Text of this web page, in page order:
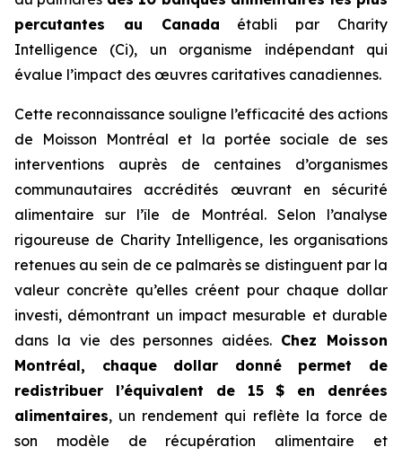
percutantes au Canada établi par Charity
Intelligence (Ci), un organisme indépendant qui
évalue l’impact des œuvres caritatives canadiennes.
Cette reconnaissance souligne l’efficacité des actions
de Moisson Montréal et la portée sociale de ses
interventions auprès de centaines d’organismes
communautaires accrédités œuvrant en sécurité
alimentaire sur l’île de Montréal. Selon l’analyse
rigoureuse de Charity Intelligence, les organisations
retenues au sein de ce palmarès se distinguent par la
valeur concrète qu’elles créent pour chaque dollar
investi, démontrant un impact mesurable et durable
dans la vie des personnes aidées. Chez Moisson
Montréal, chaque dollar donné permet de
redistribuer l’équivalent de 15 $ en denrées
alimentaires, un rendement qui reflète la force de
son modèle de récupération alimentaire et